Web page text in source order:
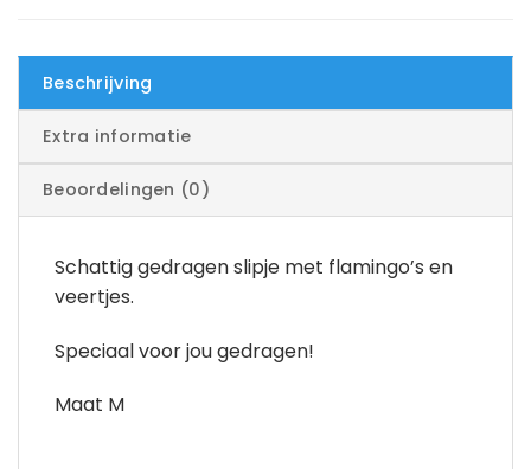
Beschrijving
Extra informatie
Beoordelingen (0)
Schattig gedragen slipje met flamingo’s en
veertjes.
Speciaal voor jou gedragen!
Maat M